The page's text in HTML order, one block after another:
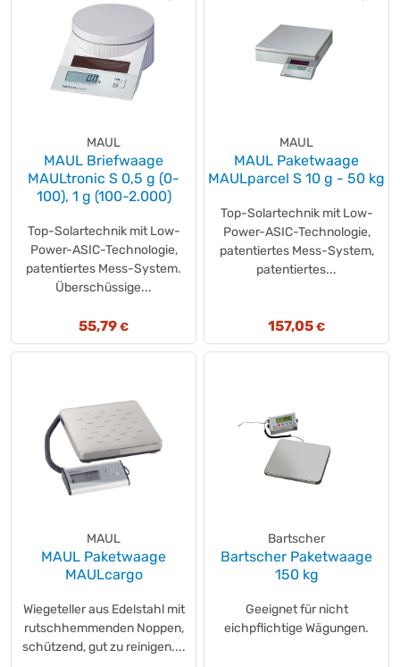
MAUL
MAUL Briefwaage
MAULtronic S 0,5 g (0-
100), 1 g (100-2.000)
Top-Solartechnik mit Low-
Power-ASIC-Technologie,
patentiertes Mess-System.
Überschüssige...
55,79 €
MAUL
MAUL Paketwaage
MAULparcel S 10 g - 50 kg
Top-Solartechnik mit Low-
Power-ASIC-Technologie,
patentiertes Mess-System,
patentiertes...
157,05 €
MAUL
MAUL Paketwaage
MAULcargo
Wiegeteller aus Edelstahl mit
rutschhemmenden Noppen,
schützend, gut zu reinigen....
Bartscher
Bartscher Paketwaage
150 kg
Geeignet für nicht
eichpflichtige Wägungen.